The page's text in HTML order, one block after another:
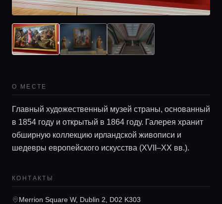
Главная
О МЕСТЕ
Главный художественный музей страны, основанный
в 1854 году и открытый в 1864 году. Галерея хранит
обширную коллекцию ирландской живописи и
шедевры европейского искусства (XVII–XX вв.).
КОНТАКТЫ
Merrion Square W, Dublin 2, D02 K303